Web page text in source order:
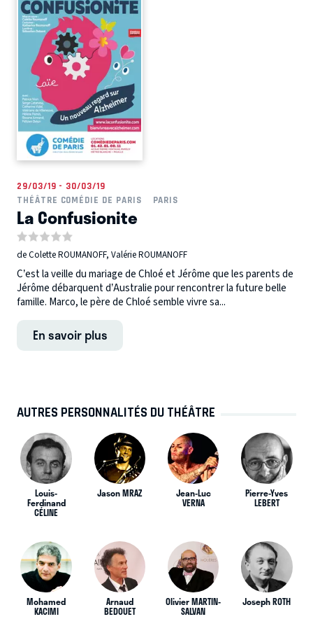
29/03/19 - 30/03/19
THÉÂTRE COMÉDIE DE PARIS
PARIS
La Confusionite
de Colette ROUMANOFF, Valérie ROUMANOFF
C’est la veille du mariage de Chloé et Jérôme que les parents de
Jérôme débarquent d’Australie pour rencontrer la future belle
famille. Marco, le père de Chloé semble vivre sa...
En savoir plus
AUTRES PERSONNALITÉS DU THÉÂTRE
Louis-
Ferdinand
CÉLINE
Jason MRAZ Jean-Luc
VERNA
Pierre-Yves
LEBERT
Mohamed
KACIMI
Arnaud
BEDOUET
Olivier MARTIN-
SALVAN
Joseph ROTH